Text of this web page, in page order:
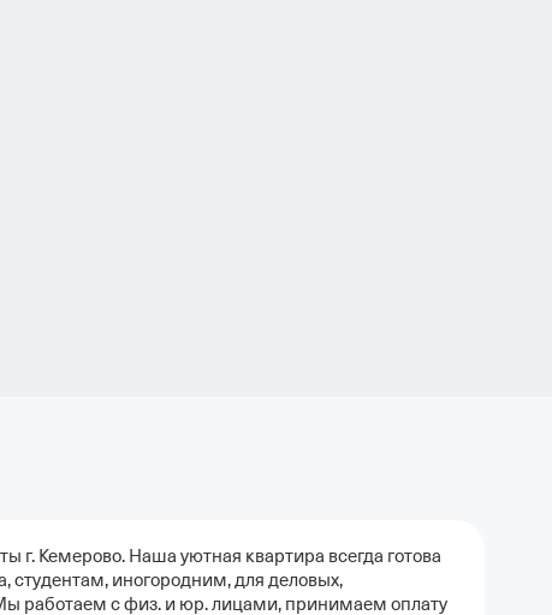
г. Кемерово. Наша уютная квартира всегда готова
студентам, иногородним, для деловых,
работаем с физ. и юр. лицами, принимаем оплату